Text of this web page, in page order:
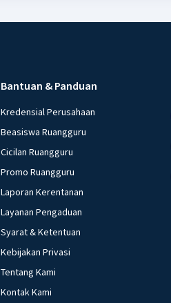
Bantuan & Panduan
Kredensial Perusahaan
Beasiswa Ruangguru
Cicilan Ruangguru
Promo Ruangguru
Laporan Kerentanan
Layanan Pengaduan
Syarat & Ketentuan
Kebijakan Privasi
Tentang Kami
Kontak Kami